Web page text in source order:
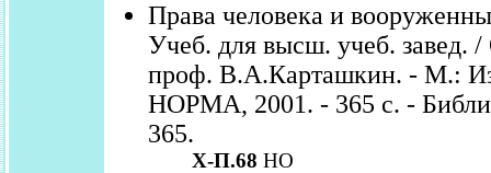
Права человека и
Учеб. для высш. учеб. завед. /
проф. В.А.Карташкин. - М.:
НОРМА, 2001. - 365 с. -
365.
Х-П.68 НО